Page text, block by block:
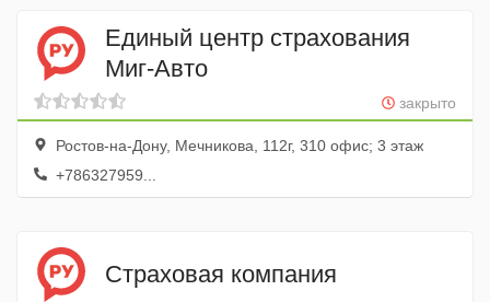
Единый центр страхования
Миг-Авто
закрыто
Ростов-на-Дону, Мечникова, 112г, 310 офис; 3 этаж
+786327959...
Страховая компания